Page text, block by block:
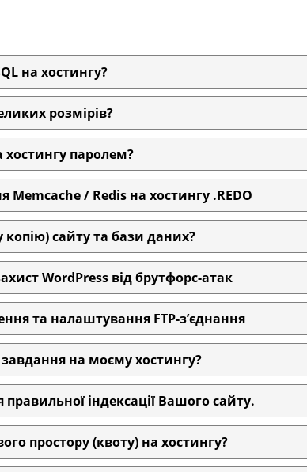
на хостингу?
розмірів?
паролем?
/ Redis на хостингу .REDO
сайту та бази даних?
WordPress від брутфорс-атак
та налаштування FTP-з’єднання
на моєму хостингу?
індексації Вашого сайту.
простору (квоту) на хостингу?